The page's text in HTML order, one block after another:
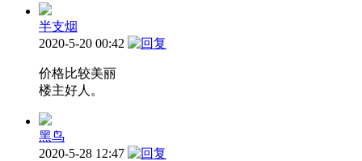
半支烟
2020-5-20 00:42
价格比较美丽
楼主好人。
黑鸟
2020-5-28 12:47